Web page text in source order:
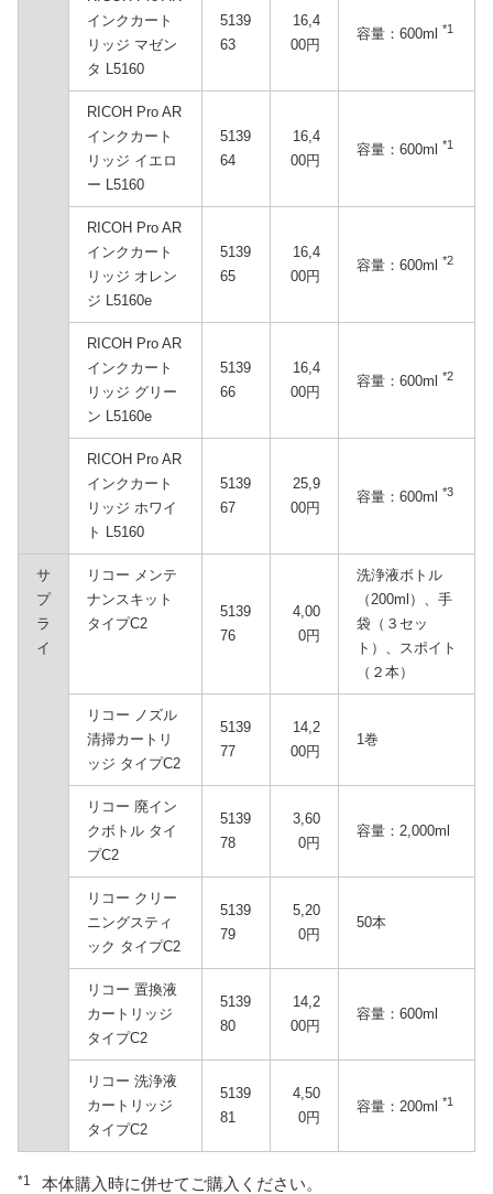
インクカート
リッジ マゼン
タ L5160
5139
63
16,4
00円
容量：600ml *1
RICOH Pro AR
インクカート
リッジ イエロ
ー L5160
5139
64
16,4
00円
容量：600ml *1
RICOH Pro AR
インクカート
リッジ オレン
ジ L5160e
5139
65
16,4
00円
容量：600ml *2
RICOH Pro AR
インクカート
リッジ グリー
ン L5160e
5139
66
16,4
00円
容量：600ml *2
RICOH Pro AR
インクカート
リッジ ホワイ
ト L5160
5139
67
25,9
00円
容量：600ml *3
サ
プ
ラ
イ
リコー メンテ
ナンスキット
タイプC2
5139
76
4,00
0円
洗浄液ボトル
（200ml）、手
袋（３セッ
ト）、スポイト
（２本）
リコー ノズル
清掃カートリ
ッジ タイプC2
5139
77
14,2
00円
1巻
リコー 廃イン
クボトル タイ
プC2
5139
78
3,60
0円
容量：2,000ml
リコー クリー
ニングスティ
ック タイプC2
5139
79
5,20
0円
50本
リコー 置換液
カートリッジ
タイプC2
5139
80
14,2
00円
容量：600ml
リコー 洗浄液
カートリッジ
タイプC2
5139
81
4,50
0円
容量：200ml *1
*1 本体購入時に併せてご購入ください。